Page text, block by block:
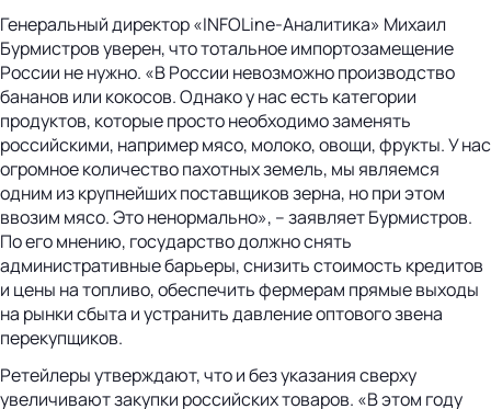
Генеральный директор «INFOLine-Ан­алитика» Михаил
Бурмистров уверен, что тотальное импортозамещение
России не нужно. «В России невозможно производство
бананов или кокосов. Однако у нас есть категории
продуктов, которые просто необходимо заменять
российскими, например мясо, молоко, овощи, фрукты. У нас
огромное количество пахотных земель, мы являемся
одним из крупнейших поставщиков зерна, но при этом
ввозим мясо. Это ненормально», – заявляет Бурмистров.
По его мнению, государство должно снять
административные барьеры, снизить стоимость кредитов
и цены на топливо, обеспечить фермерам прямые выходы
на рынки сбыта и устранить давление оптового звена
перекупщиков.
Ретейлеры утверждают, что и без указания сверху
увеличивают закупки российских товаров. «В этом году